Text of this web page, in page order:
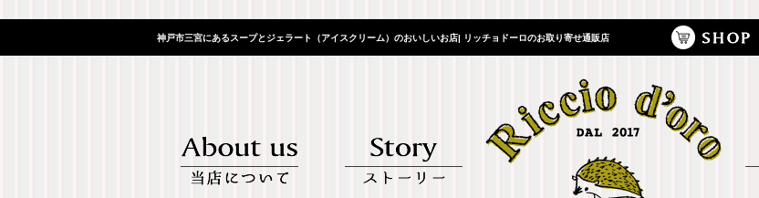
神戸市三宮にあるスープとジェラート（アイスクリーム）のおいしいお店| リッチョドーロのお取り寄せ通販店